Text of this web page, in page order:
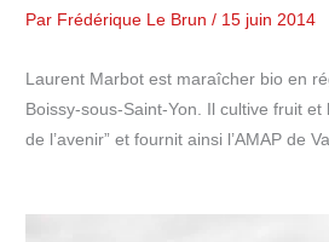
Par Frédérique Le Brun/ 15 juin 2014
Laurent Marbot est maraîcher bio en
Boissy-sous-Saint-Yon. Il cultive fruit et
de l’avenir” et fournit ainsi l’AMAP de